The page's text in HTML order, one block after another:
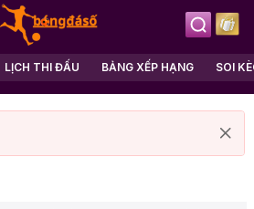
LỊCH THI ĐẤU BẢNG XẾP HẠNG SOI